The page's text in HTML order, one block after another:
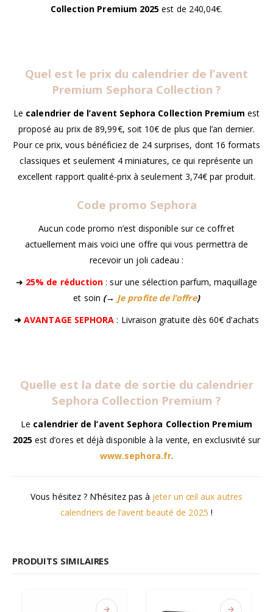
Collection Premium 2025 est de 240,04€.
Quel est le prix du calendrier de l’avent
Premium Sephora Collection ?
Le calendrier de l’avent Sephora Collection Premium est
proposé au prix de 89,99€, soit 10€ de plus que l’an dernier.
Pour ce prix, vous bénéficiez de 24 surprises, dont 16 formats
classiques et seulement 4 miniatures, ce qui représente un
excellent rapport qualité-prix à seulement 3,74€ par produit.
Code promo Sephora
Aucun code promo n’est disponible sur ce coffret
actuellement mais voici une offre qui vous permettra de
recevoir un joli cadeau :
➜ 25% de réduction : sur une sélection parfum, maquillage
et soin (→ Je profite de l’offre)
➜AVANTAGE SEPHORA : Livraison gratuite dès 60€ d’achats
Quelle est la date de sortie du calendrier
Sephora Collection Premium ?
Le calendrier de l’avent Sephora Collection Premium
2025 est d’ores et déjà disponible à la vente, en exclusivité sur
www.sephora.fr.
Vous hésitez ? N’hésitez pas à jeter un œil aux autres
calendriers de l’avent beauté de 2025 !
PRODUITS SIMILAIRES